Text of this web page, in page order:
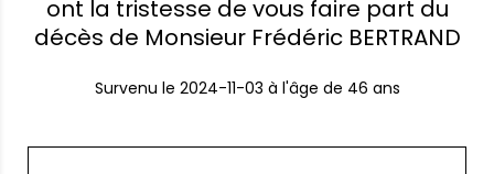
ont la tristesse de vous faire part du
décès de Monsieur Frédéric BERTRAND
Survenu le 2024-11-03 à l'âge de 46 ans